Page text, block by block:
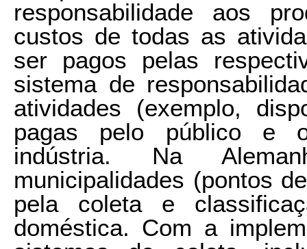
responsabilidade aos
custos de todas as
ser pagos pelas
sistema de
atividades (exemplo,
pagas pelo público e
indústria. Na
municipalidades (pontos
pela coleta e
doméstica. Com a